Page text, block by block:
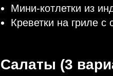
Мини-котлетки из
Креветки на гриле с
Салаты (3